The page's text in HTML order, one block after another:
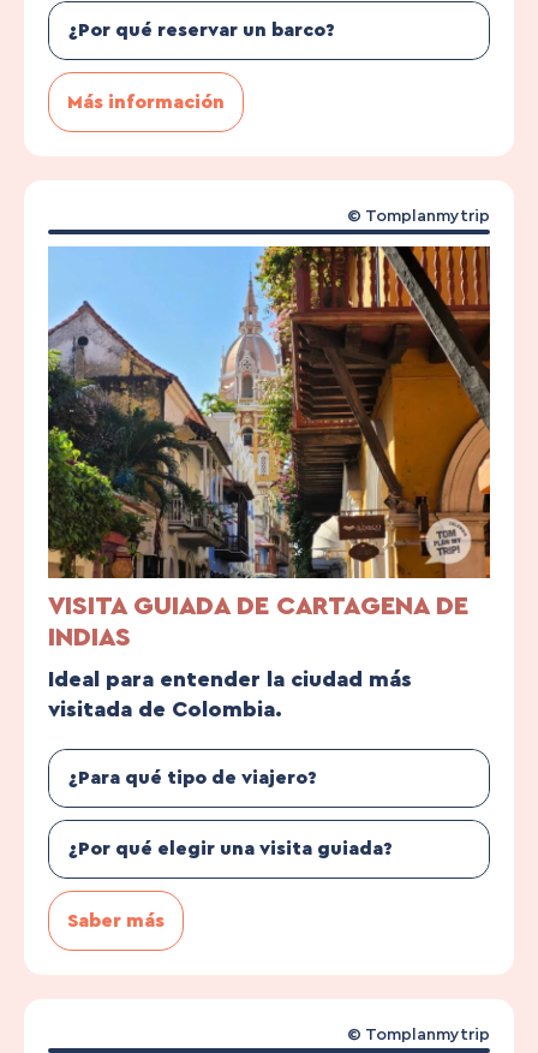
¿Por qué reservar un barco?
Más información
VISITA GUIADA DE CARTAGENA DE
INDIAS
Ideal para entender la ciudad más
visitada de Colombia.
¿Para qué tipo de viajero?
¿Por qué elegir una visita guiada?
Saber más
© Tomplanmytrip
© Tomplanmytrip